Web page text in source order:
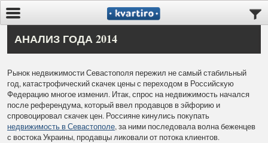
АНАЛИЗ ГОДА 2014
Рынок недвижимости Севастополя пережил не самый стабильный
год, катастрофический скачек цены с переходом в Российскую
Федерацию многое изменил. Итак, спрос на недвижимость начался
после референдума, который ввел продавцов в эйфорию и
спровоцировал скачек цен. Россияне кинулись покупать
недвижимость в Севастополе, за ними последовала волна беженцев
с востока Украины, продавцы ликовали от потока клиентов.